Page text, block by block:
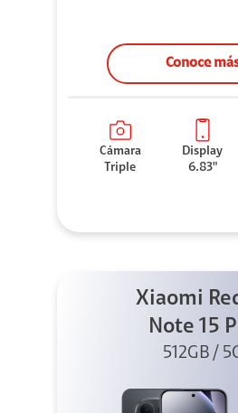
Conoce
Cámara
Triple
Display
6.83"
Xiaomi
Note 15
512GB 5G
512GB /